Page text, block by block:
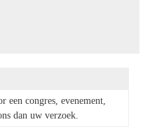
een congres, evenement,
dan uw verzoek.